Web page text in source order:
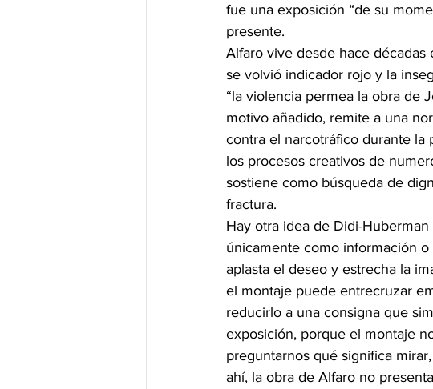
fue una exposición “de su
presente.
Alfaro vive desde hace décadas
se volvió indicador rojo y la
“la violencia permea la obra de
motivo añadido, remite a una
contra el narcotráfico durante la
los procesos creativos de
sostiene como búsqueda de
fractura.
Hay otra idea de Didi-
únicamente como información
aplasta el deseo y estrecha la
el montaje puede entrecruzar
reducirlo a una consigna que
exposición, porque el montaje
preguntarnos qué significa
ahí, la obra de Alfaro no